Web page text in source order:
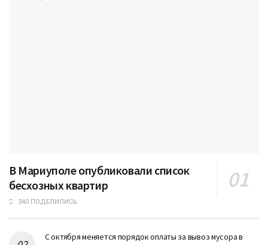
В Мариуполе опубликовали список
бесхозных квартир
340 ПОДЕЛИЛИСЬ
С октября меняется порядок оплаты за вывоз мусора в